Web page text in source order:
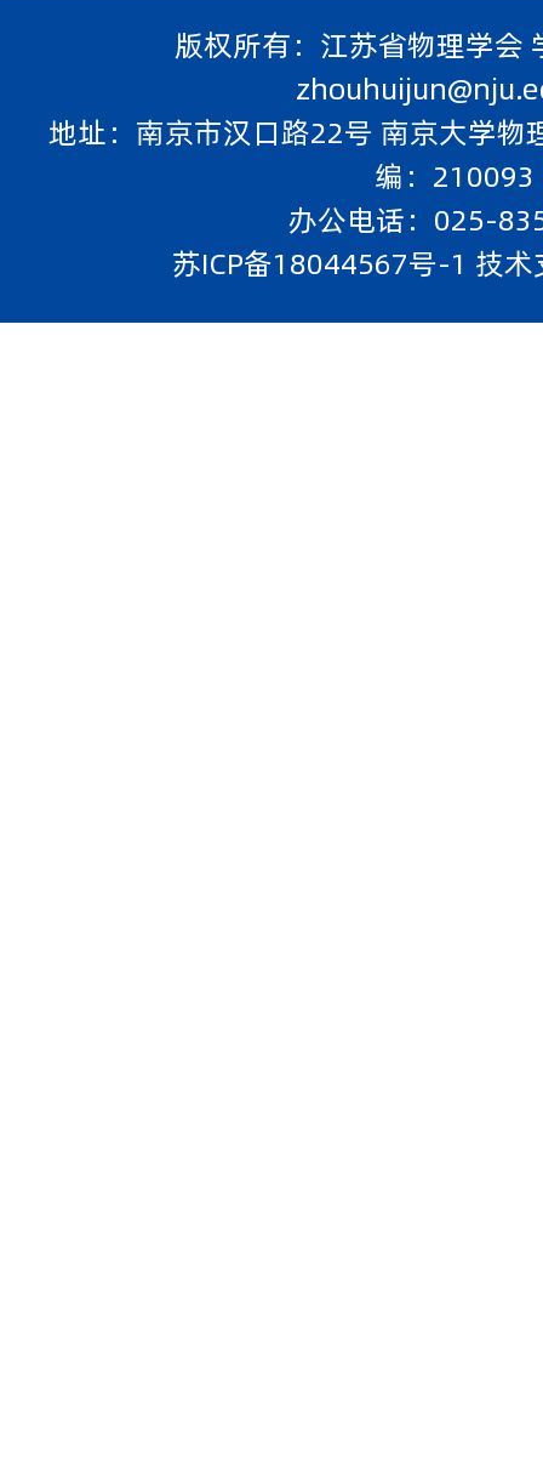
版权所有：江苏省物理学会
地址：南京市汉口路22号 南京大学物
编：210093
办公电话：025-
苏ICP备18044567号-1 技